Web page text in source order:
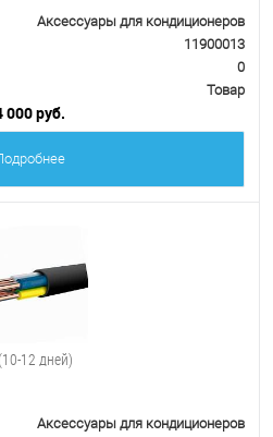
Аксессуары для кондиционеров
11900013
0
Товар
000 руб.
12 дней)
Аксессуары для кондиционеров